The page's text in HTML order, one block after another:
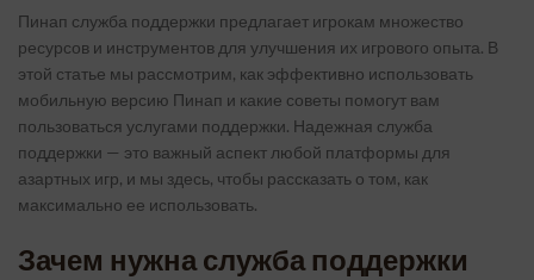
Пинап служба поддержки предлагает игрокам множество
ресурсов и инструментов для улучшения их игрового опыта. В
этой статье мы рассмотрим, как эффективно использовать
мобильную версию Пинап и какие советы помогут вам
пользоваться услугами поддержки. Надежная служба
поддержки — это важный аспект любой платформы для
азартных игр, и мы здесь, чтобы рассказать о том, как
максимально ее использовать.
Зачем нужна служба поддержки